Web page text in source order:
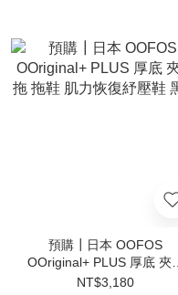
預購┃日本 OOFOS
OOriginal+ PLUS 厚底 夾腳
拖 拖鞋 肌力恢復紓壓鞋 黑
NT$3,180